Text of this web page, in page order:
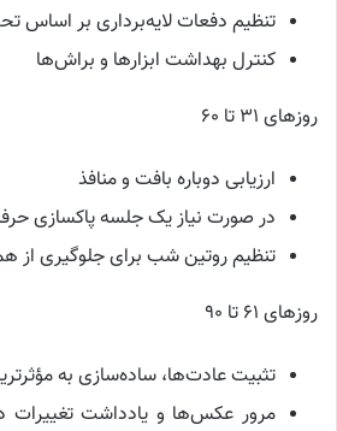
تنظیم دفعات لایه‌برداری بر اساس
کنترل بهداشت ابزارها و براش‌ها
روزهای ۳۱ تا ۶۰
ارزیابی دوباره بافت و منافذ
در صورت نیاز یک جلسه پاکسازی
تنظیم روتین شب برای جلوگیری از
روزهای ۶۱ تا ۹۰
تثبیت عادت‌ها، ساده‌سازی به
مرور عکس‌ها و یادداشت تغییرات